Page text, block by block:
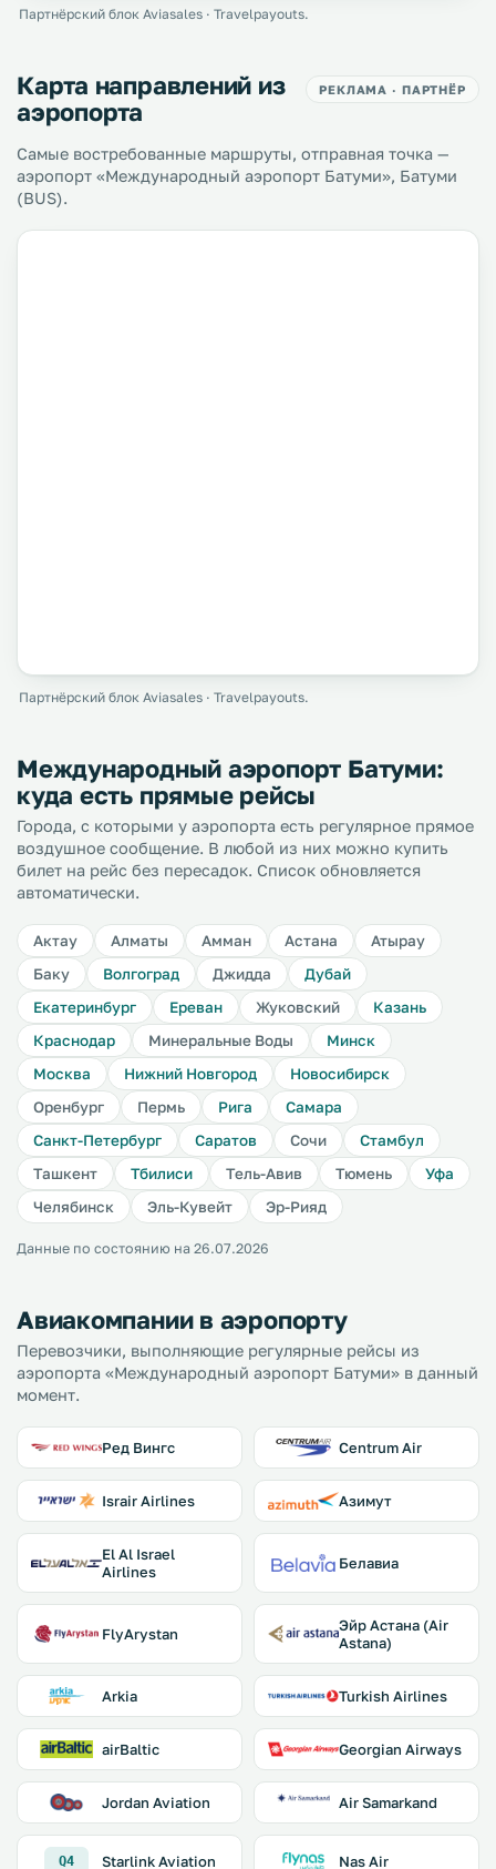
Партнёрский блок Aviasales · Travelpayouts.
Карта направлений из
аэропорта
РЕКЛАМА · ПАРТНЁР
Самые востребованные маршруты, отправная точка —
аэропорт «Международный аэропорт Батуми», Батуми
(BUS).
Партнёрский блок Aviasales · Travelpayouts.
Международный аэропорт Батуми:
куда есть прямые рейсы
Города, с которыми у аэропорта есть регулярное прямое
воздушное сообщение. В любой из них можно купить
билет на рейс без пересадок. Список обновляется
автоматически.
Актау Алматы Амман Астана
Атырау
Баку
Волгоград Джидда
Дубай
Екатеринбург
Ереван Жуковский
Казань
Краснодар
Минеральные Воды
Минск
Москва
Нижний Новгород
Новосибирск
Оренбург
Пермь Рига
Самара
Санкт-Петербург
Саратов Сочи
Стамбул
Ташкент
Тбилиси Тель-Авив Тюмень
Уфа
Челябинск
Эль-Кувейт Эр-Рияд
Данные по состоянию на 26.07.2026
Авиакомпании в аэропорту
Перевозчики, выполняющие регулярные рейсы из
аэропорта «Международный аэропорт Батуми» в данный
момент.
Ред Вингс Centrum Air
Israir Airlines Азимут
El Al Israel
Airlines
Белавиа
FlyArystan
Эйр Астана (Air
Astana)
Arkia Turkish Airlines
airBaltic Georgian Airways
Jordan Aviation Air Samarkand
Q4 Starlink Aviation Nas Air